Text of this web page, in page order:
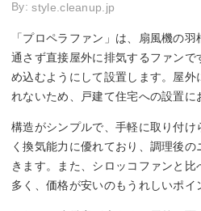
By: style.cleanup.jp
「プロペラファン」は、扇風機の
通さず直接屋外に排気するファン
め込むようにして設置します。屋外
れないため、戸建て住宅への設置に
構造がシンプルで、手軽に取り付け
く換気能力に優れており、調理後
きます。また、シロッコファンと
多く、価格が安いのもうれしいポイ